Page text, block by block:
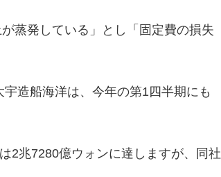
蒸発している」とし「固定費の損失
造船海洋は、今年の第1四半期にも
2兆7280億ウォンに達しますが、同社